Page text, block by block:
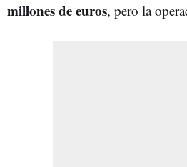
millones de euros, pero la